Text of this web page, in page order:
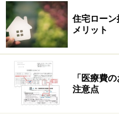
住宅ロー
メリット
「医療費
注意点